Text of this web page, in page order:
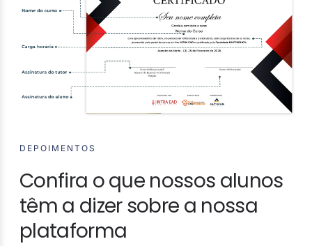
DEPOIMENTOS
Confira o que nossos alunos
têm a dizer sobre a nossa
plataforma